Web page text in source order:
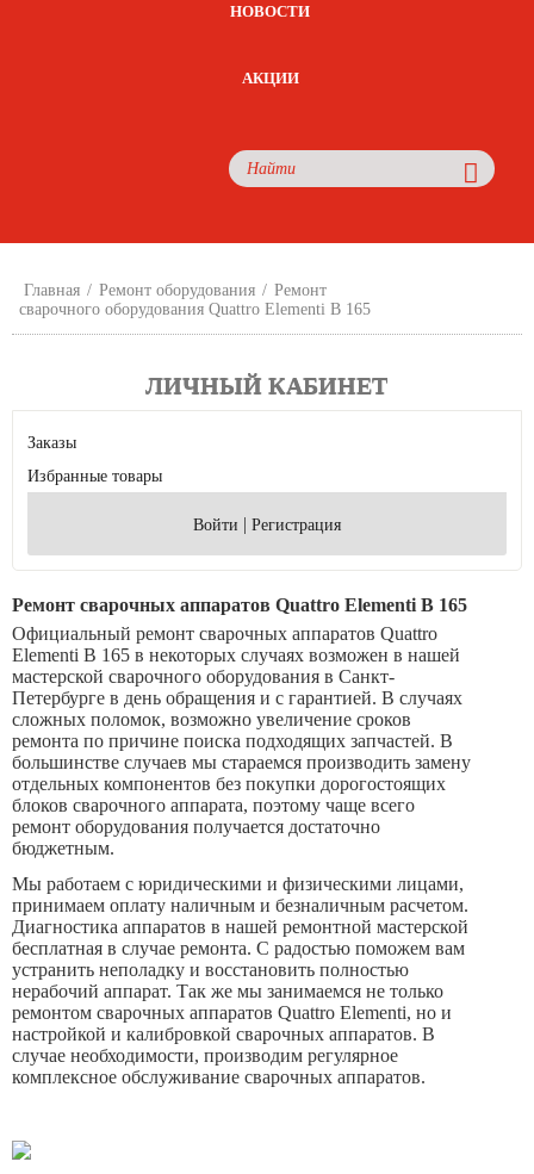
НОВОСТИ
АКЦИИ
Главная / Ремонт оборудования / Ремонт
сварочного оборудования Quattro Elementi B 165
ЛИЧНЫЙ КАБИНЕТ
Заказы
Избранные товары
Войти | Регистрация
Ремонт сварочных аппаратов Quattro Elementi B 165
Официальный ремонт сварочных аппаратов Quattro
Elementi B 165 в некоторых случаях возможен в нашей
мастерской cварочного оборудования в Санкт-
Петербурге в день обращения и с гарантией. В случаях
сложных поломок, возможно увеличение сроков
ремонта по причине поиска подходящих запчастей. В
большинстве случаев мы стараемся производить замену
отдельных компонентов без покупки дорогостоящих
блоков сварочного аппарата, поэтому чаще всего
ремонт оборудования получается достаточно
бюджетным.
Мы работаем с юридическими и физическими лицами,
принимаем оплату наличным и безналичным расчетом.
Диагностика аппаратов в нашей ремонтной мастерской
бесплатная в случае ремонта. С радостью поможем вам
устранить неполадку и восстановить полностью
нерабочий аппарат. Так же мы занимаемся не только
ремонтом сварочных аппаратов Quattro Elementi, но и
настройкой и калибровкой сварочных аппаратов. В
случае необходимости, производим регулярное
комплексное обслуживание сварочных аппаратов.